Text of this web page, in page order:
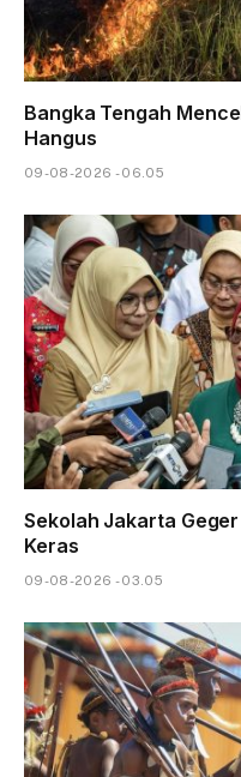
Bangka Tengah
Hangus
09-08-2026 - 06.05
Sekolah Jakarta
Keras
09-08-2026 - 03.05